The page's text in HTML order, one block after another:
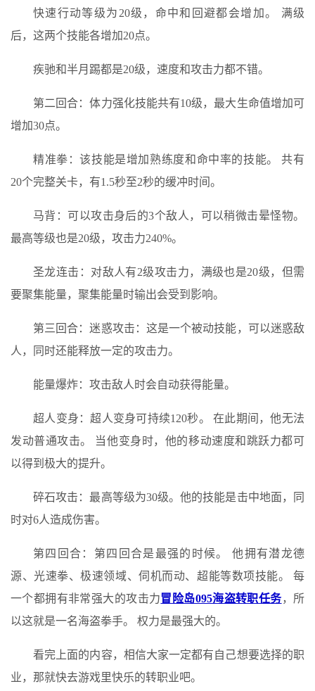
快速行动等级为20级，命中和回避都会增加。 满级
后，这两个技能各增加20点。
疾驰和半月踢都是20级，速度和攻击力都不错。
第二回合：体力强化技能共有10级，最大生命值增加可
增加30点。
精准拳：该技能是增加熟练度和命中率的技能。 共有
20个完整关卡，有1.5秒至2秒的缓冲时间。
马背：可以攻击身后的3个敌人，可以稍微击晕怪物。
最高等级也是20级，攻击力240%。
圣龙连击：对敌人有2级攻击力，满级也是20级，但需
要聚集能量，聚集能量时输出会受到影响。
第三回合：迷惑攻击：这是一个被动技能，可以迷惑敌
人，同时还能释放一定的攻击力。
能量爆炸：攻击敌人时会自动获得能量。
超人变身：超人变身可持续120秒。 在此期间，他无法
发动普通攻击。 当他变身时，他的移动速度和跳跃力都可
以得到极大的提升。
碎石攻击：最高等级为30级。他的技能是击中地面，同
时对6人造成伤害。
第四回合：第四回合是最强的时候。 他拥有潜龙德
源、光速拳、极速领域、伺机而动、超能等数项技能。 每
一个都拥有非常强大的攻击力冒险岛095海盗转职任务，所
以这就是一名海盗拳手。 权力是最强大的。
看完上面的内容，相信大家一定都有自己想要选择的职
业，那就快去游戏里快乐的转职业吧。